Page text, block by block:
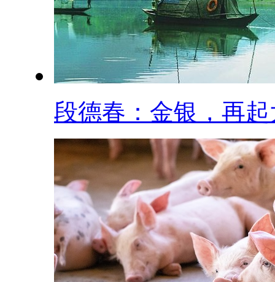
段德春：金银，再起